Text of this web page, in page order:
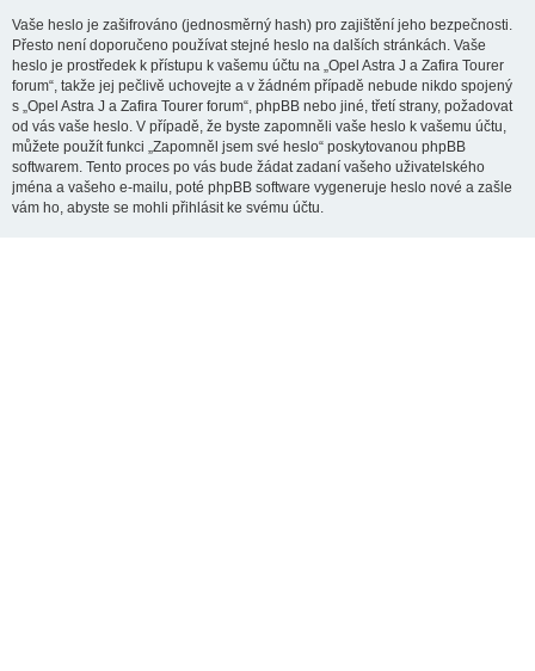
Vaše heslo je zašifrováno (jednosměrný hash) pro zajištění jeho bezpečnosti.
Přesto není doporučeno používat stejné heslo na dalších stránkách. Vaše
heslo je prostředek k přístupu k vašemu účtu na „Opel Astra J a Zafira Tourer
forum“, takže jej pečlivě uchovejte a v žádném případě nebude nikdo spojený
s „Opel Astra J a Zafira Tourer forum“, phpBB nebo jiné, třetí strany, požadovat
od vás vaše heslo. V případě, že byste zapomněli vaše heslo k vašemu účtu,
můžete použít funkci „Zapomněl jsem své heslo“ poskytovanou phpBB
softwarem. Tento proces po vás bude žádat zadaní vašeho uživatelského
jména a vašeho e-mailu, poté phpBB software vygeneruje heslo nové a zašle
vám ho, abyste se mohli přihlásit ke svému účtu.